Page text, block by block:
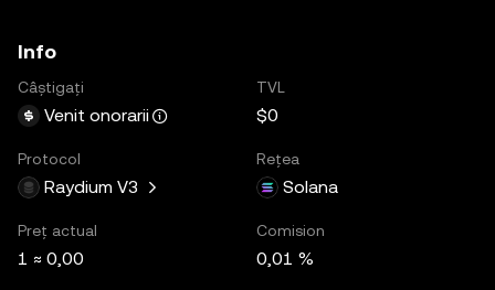
Info
Câștigați
Venit onorarii
TVL
$0
Protocol
Raydium V3
Rețea
Solana
Preț actual
1 ≈ 0,00
Comision
0,01 %